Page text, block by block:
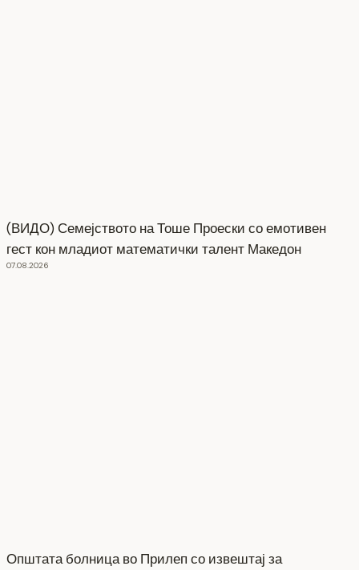
(ВИДО) Семејството на Тоше Проески со емотивен
гест кон младиот математички талент Македон
07.08.2026
Општата болница во Прилеп со извештај за